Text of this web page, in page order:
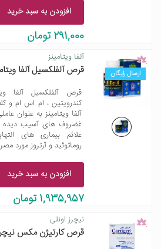
افزودن به سبد خرید
291,000 تومان
ارسال رایگان
آلفا ویتامینز
قرص آلفلکسیل آلفا ویتامینز
قرص آلفلکسیل آلفا
کندرویتین ، ام اس ام و
آلفا ویتامینز به عنوان
غضروف های آسیب دیده
علائم بیماری های
روماتوئید و آرتروز مورد
افزودن به سبد خرید
1,935,957 تومان
نیچرز اونلی
قرص کارتیژن مکس نیچرز